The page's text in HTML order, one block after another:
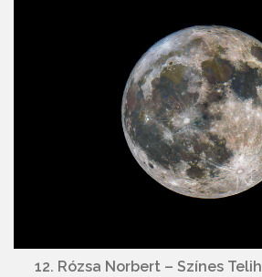
12. Rózsa Norbert – Színes